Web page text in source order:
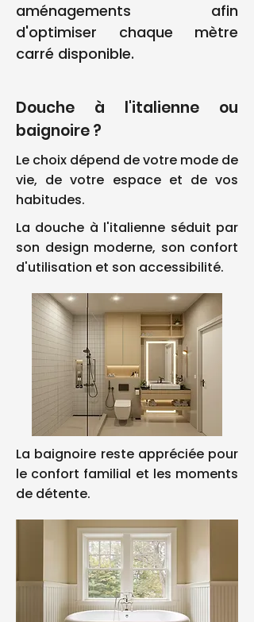
aménagements afin
d'optimiser chaque mètre
carré disponible.
Douche à l'italienne ou
baignoire ?
Le choix dépend de votre mode de
vie, de votre espace et de vos
habitudes.
La douche à l'italienne séduit par
son design moderne, son confort
d'utilisation et son accessibilité.
La baignoire reste appréciée pour
le confort familial et les moments
de détente.